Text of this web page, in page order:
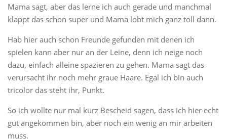
Mama sagt, aber das lerne ich auch gerade und manchmal
klappt das schon super und Mama lobt mich ganz toll dann.
Hab hier auch schon Freunde gefunden mit denen ich
spielen kann aber nur an der Leine, denn ich neige noch
dazu, einfach alleine spazieren zu gehen. Mama sagt das
verursacht ihr noch mehr graue Haare. Egal ich bin auch
tricolor das steht ihr, Punkt.
So ich wollte nur mal kurz Bescheid sagen, dass ich hier echt
gut angekommen bin, aber noch ein wenig an mir arbeiten
muss.